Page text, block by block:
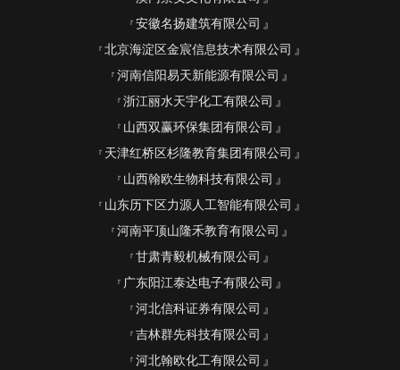
安徽名扬建筑有限公司
北京海淀区金宸信息技术有限公司
河南信阳易天新能源有限公司
浙江丽水天宇化工有限公司
山西双赢环保集团有限公司
天津红桥区杉隆教育集团有限公司
山西翰欧生物科技有限公司
山东历下区力源人工智能有限公司
河南平顶山隆禾教育有限公司
甘肃青毅机械有限公司
广东阳江泰达电子有限公司
河北信科证券有限公司
吉林群先科技有限公司
河北翰欧化工有限公司